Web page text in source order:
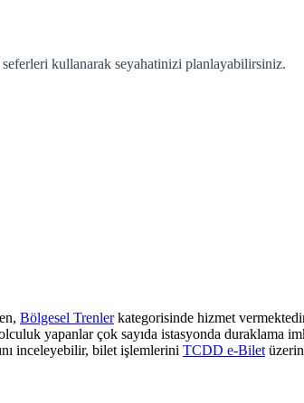
kullanarak seyahatinizi planlayabilirsiniz.
Bölgesel Trenlerkategorisinde hizmet
yapanlar çok sayıda istasyonda duraklama
inceleyebilir, bilet işlemlerini TCDD e-Bilet